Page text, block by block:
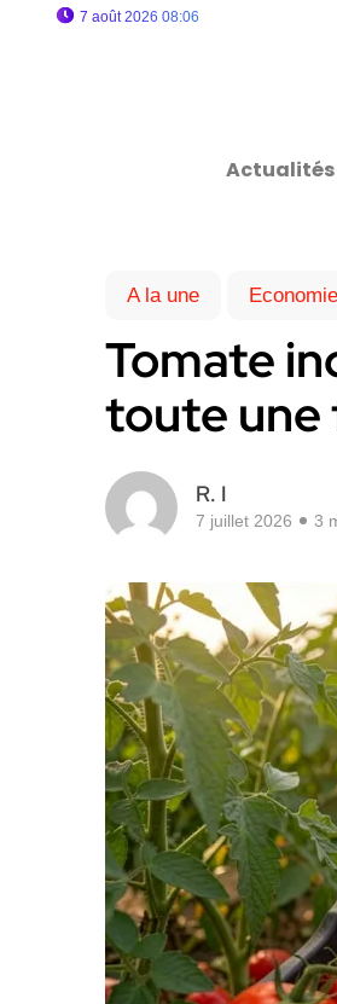
7 août 2026 08:06
Actualités
A la une Economie
Tomate
toute une
R. I
7 juillet 2026 3